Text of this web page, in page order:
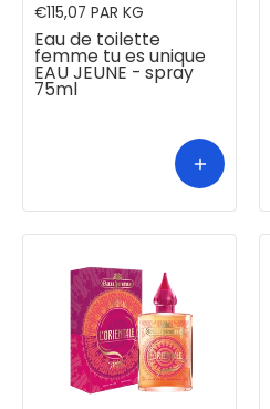
Eau de toilette
femme tu es unique
EAU JEUNE - spray
75ml
€115,07 PAR KG